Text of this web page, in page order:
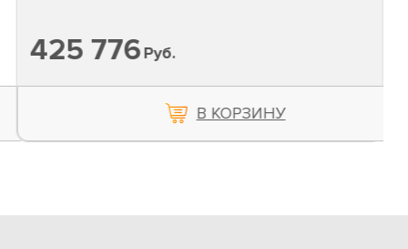
425 776Руб.
В КОРЗИНУ